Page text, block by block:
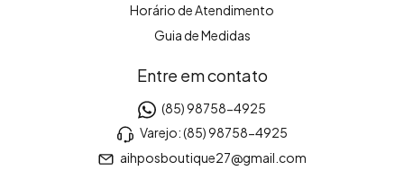
Horário de Atendimento
Guia de Medidas
Entre em contato
(85) 98758-4925
Varejo: (85) 98758-4925
aihposboutique27@gmail.com